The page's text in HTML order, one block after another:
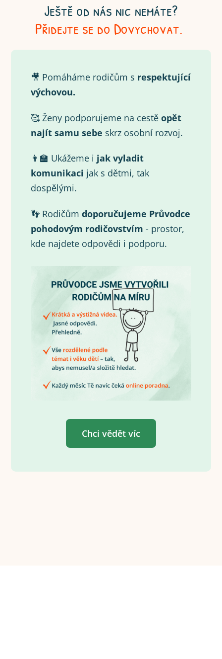
Ještě od nás nic nemáte?
Přidejte se do Dovychovat.
🎥 Pomáháme rodičům s respektující
výchovou.
🥰 Ženy podporujeme na cestěopět
najít samu sebe skrz osobní rozvoj.
👨‍🏫 Ukážeme i jak vyladit
komunikaci jak s dětmi, tak
dospělými.
👣 Rodičůmdoporučujeme Průvodce
pohodovým rodičovstvím - prostor,
kde najdete odpovědi i podporu.
Chci vědět víc